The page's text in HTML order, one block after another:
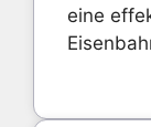
eine